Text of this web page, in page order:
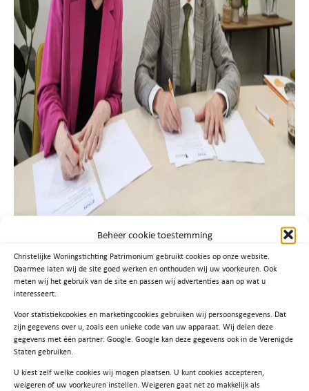
Beheer cookie toestemming
Christelijke Woningstichting Patrimonium gebruikt cookies op onze website.
Daarmee laten wij de site goed werken en onthouden wij uw voorkeuren. Ook
meten wij het gebruik van de site en passen wij advertenties aan op wat u
interesseert.
Voor statistiekcookies en marketingcookies gebruiken wij persoonsgegevens. Dat
zijn gegevens over u, zoals een unieke code van uw apparaat. Wij delen deze
gegevens met één partner: Google. Google kan deze gegevens ook in de Verenigde
Staten gebruiken.
U kiest zelf welke cookies wij mogen plaatsen. U kunt cookies accepteren,
weigeren of uw voorkeuren instellen. Weigeren gaat net zo makkelijk als
“Hoe dat er precies uit gaat zien, werken we de
het anders gaan doen dan voorheen”, aldus
Carry de Niet, Voorzitter Raad van Bestuur bij
ZINN.